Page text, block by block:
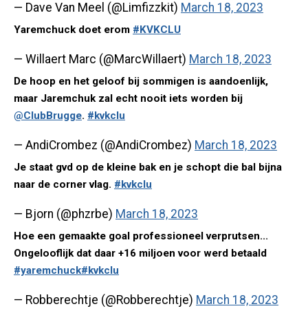
— Dave Van Meel (@Limfizzkit) March 18, 2023
Yaremchuck doet erom #KVKCLU
— Willaert Marc (@MarcWillaert) March 18, 2023
De hoop en het geloof bij sommigen is aandoenlijk,
maar Jaremchuk zal echt nooit iets worden bij
@ClubBrugge. #kvkclu
— AndiCrombez (@AndiCrombez) March 18, 2023
Je staat gvd op de kleine bak en je schopt die bal bijna
naar de corner vlag. #kvkclu
— Bjorn (@phzrbe) March 18, 2023
Hoe een gemaakte goal professioneel verprutsen...
Ongelooflijk dat daar +16 miljoen voor werd betaald
#yaremchuck#kvkclu
— Robberechtje (@Robberechtje) March 18, 2023